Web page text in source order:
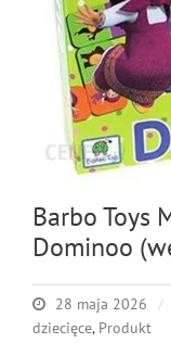
Barbo Toys
Dominoo
28 maja 2026
dziecięce, Produkt